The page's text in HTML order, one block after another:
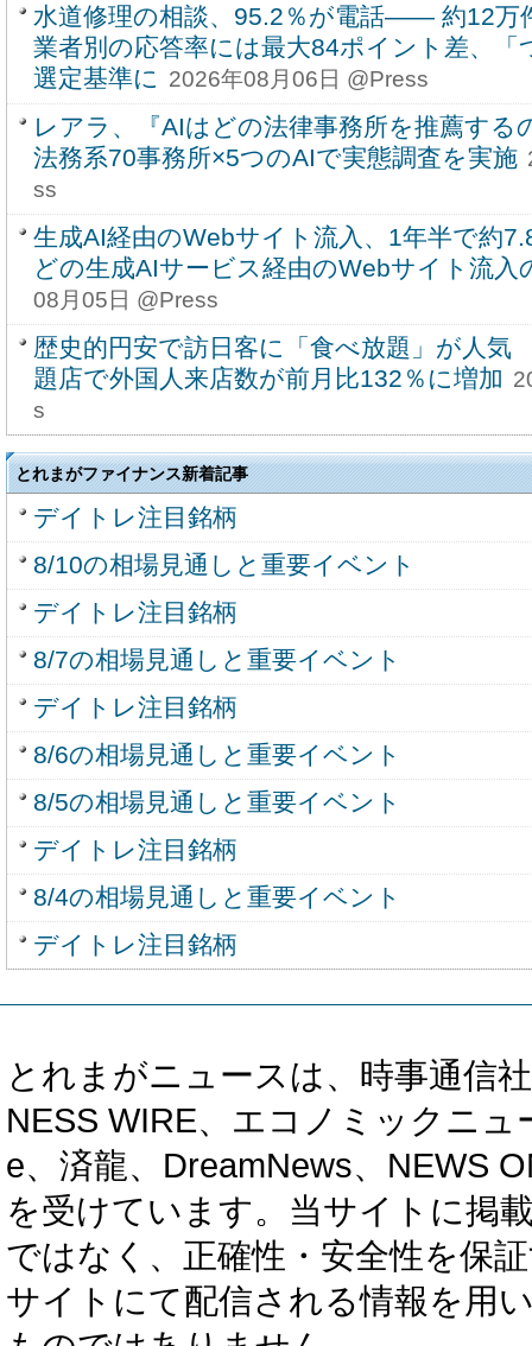
水道修理の相談、95.2％が電話―― 約12
業者別の応答率には最大84ポイント差、
選定基準に 2026年08月06日 @Press
レアラ、『AIはどの法律事務所を推薦する
法務系70事務所×5つのAIで実態調査を実施
ss
生成AI経由のWebサイト流入、1年半で約
どの生成AIサービス経由のWebサイト流入
08月05日 @Press
歴史的円安で訪日客に「食べ放題」が人
題店で外国人来店数が前月比132％に増加
s
とれまがファイナンス新着記事
デイトレ注目銘柄
8/10の相場見通しと重要イベント
デイトレ注目銘柄
8/7の相場見通しと重要イベント
デイトレ注目銘柄
8/6の相場見通しと重要イベント
8/5の相場見通しと重要イベント
デイトレ注目銘柄
8/4の相場見通しと重要イベント
デイトレ注目銘柄
とれまがニュースは、時事通信
NESS WIRE、エコノミックニ
e、済龍、DreamNews、NEWS
を受けています。当サイトに掲
ではなく、正確性・安全性を保
サイトにて配信される情報を用